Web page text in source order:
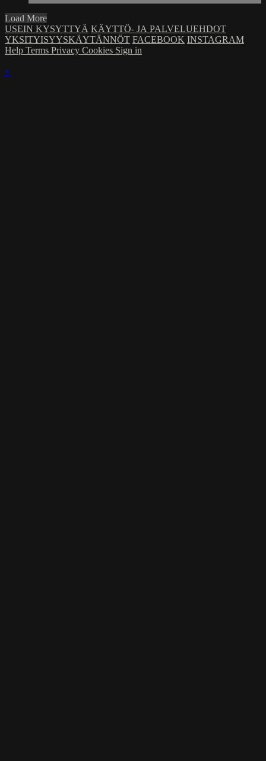
Load More
USEIN KYSYTTYÄ KÄYTTÖ- JA PALVELUEHDOT
YKSITYISYYSKÄYTÄNNÖT FACEBOOK INSTAGRAM
Help Terms Privacy Cookies Sign in
×